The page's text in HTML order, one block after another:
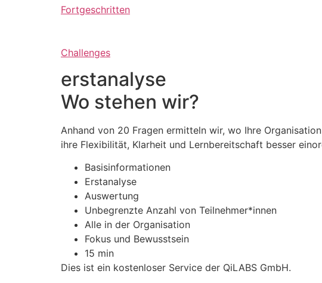
Fortgeschritten
Challenges
erstanalyse
Wo stehen wir?
Anhand von 20 Fragen ermitteln wir, wo Ihre
ihre Flexibilität, Klarheit und Lernbereitschaft besser
Basisinformationen
Erstanalyse
Auswertung
Unbegrenzte Anzahl von Teilnehmer*innen
Alle in der Organisation
Fokus und Bewusstsein
15 min
Dies ist ein kostenloser Service der QiLABS GmbH.